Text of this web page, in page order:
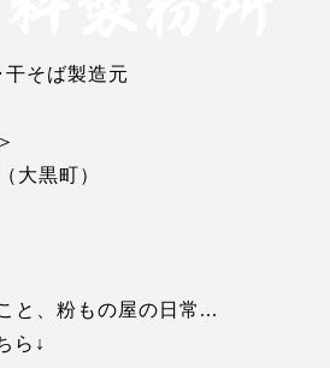
そば製造元
大黒町）
と、粉もの屋の日常...
ら↓